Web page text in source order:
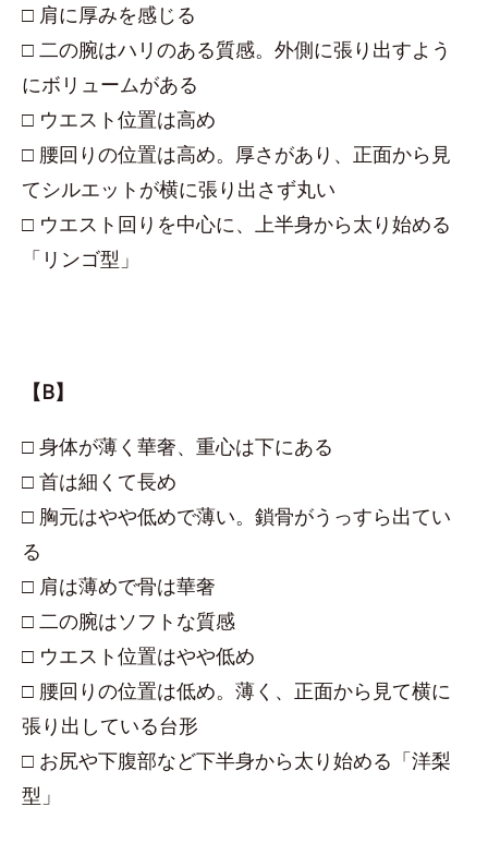
□ 肩に厚みを感じる
□ 二の腕はハリのある質感。外側に張り出すよう
にボリュームがある
□ ウエスト位置は高め
□ 腰回りの位置は高め。厚さがあり、正面から見
てシルエットが横に張り出さず丸い
□ ウエスト回りを中心に、上半身から太り始める
「リンゴ型」
【B】
□ 身体が薄く華奢、重心は下にある
□ 首は細くて長め
□ 胸元はやや低めで薄い。鎖骨がうっすら出てい
る
□ 肩は薄めで骨は華奢
□ 二の腕はソフトな質感
□ ウエスト位置はやや低め
□ 腰回りの位置は低め。薄く、正面から見て横に
張り出している台形
□ お尻や下腹部など下半身から太り始める「洋梨
型」